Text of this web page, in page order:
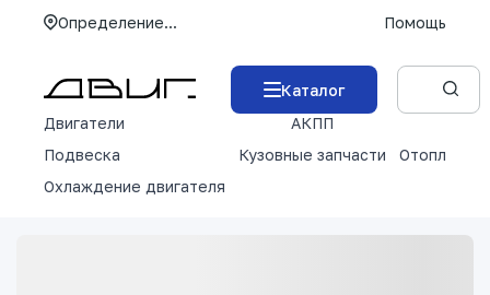
Определение... Помощь
Каталог
Двигатели
АКПП
Подвеска
Кузовные запчасти
Отопление
Охлаждение двигателя